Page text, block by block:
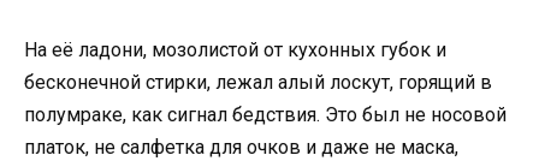
На её ладони, мозолистой от кухонных губок и
бесконечной стирки, лежал алый лоскут, горящий в
полумраке, как сигнал бедствия. Это был не носовой
платок, не салфетка для очков и даже не маска,